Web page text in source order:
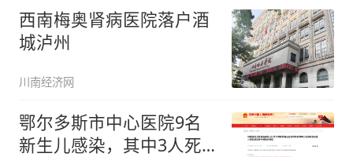
西南梅奥肾病医院落户酒
城泸州
川南经济网
鄂尔多斯市中心医院9名
新生儿感染，其中3人死